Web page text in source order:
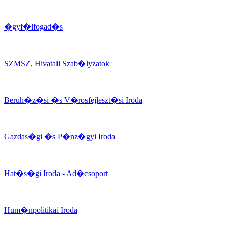
�gyf�lfogad�s
SZMSZ, Hivatali Szab�lyzatok
Beruh�z�si �s V�rosfejleszt�si Iroda
Gazdas�gi �s P�nz�gyi Iroda
Hat�s�gi Iroda - Ad�csoport
Hum�npolitikai Iroda